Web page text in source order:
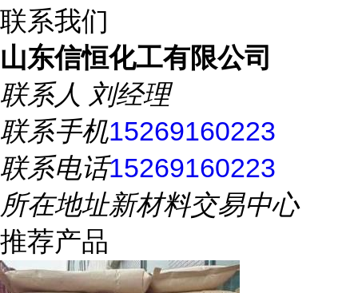
联系我们
山东信恒化工有限公司
联系人 刘经理
联系手机15269160223
联系电话15269160223
所在地址新材料交易中心
推荐产品